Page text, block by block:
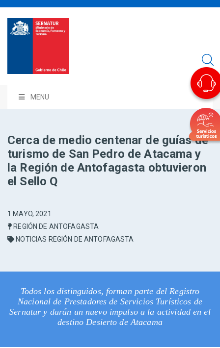
MENU
Cerca de medio centenar de guías de
turismo de San Pedro de Atacama y
la Región de Antofagasta obtuvieron
el Sello Q
1 MAYO, 2021
REGIÓN DE ANTOFAGASTA
NOTICIAS REGIÓN DE ANTOFAGASTA
Todos los distinguidos, forman parte del Registro
Nacional de Prestadores de Servicios Turísticos de
Sernatur y darán un nuevo impulso a la actividad en el
destino Desierto de Atacama